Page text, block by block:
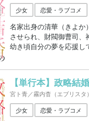
少女
恋愛・ラブコメ
名家出身の清華（きよか
させられ、財閥御曹司、
幼き頃自分の夢を応援し
【単行本】政略結
宮ト青／霧内杳（エブリスタ）
少女
恋愛・ラブコメ